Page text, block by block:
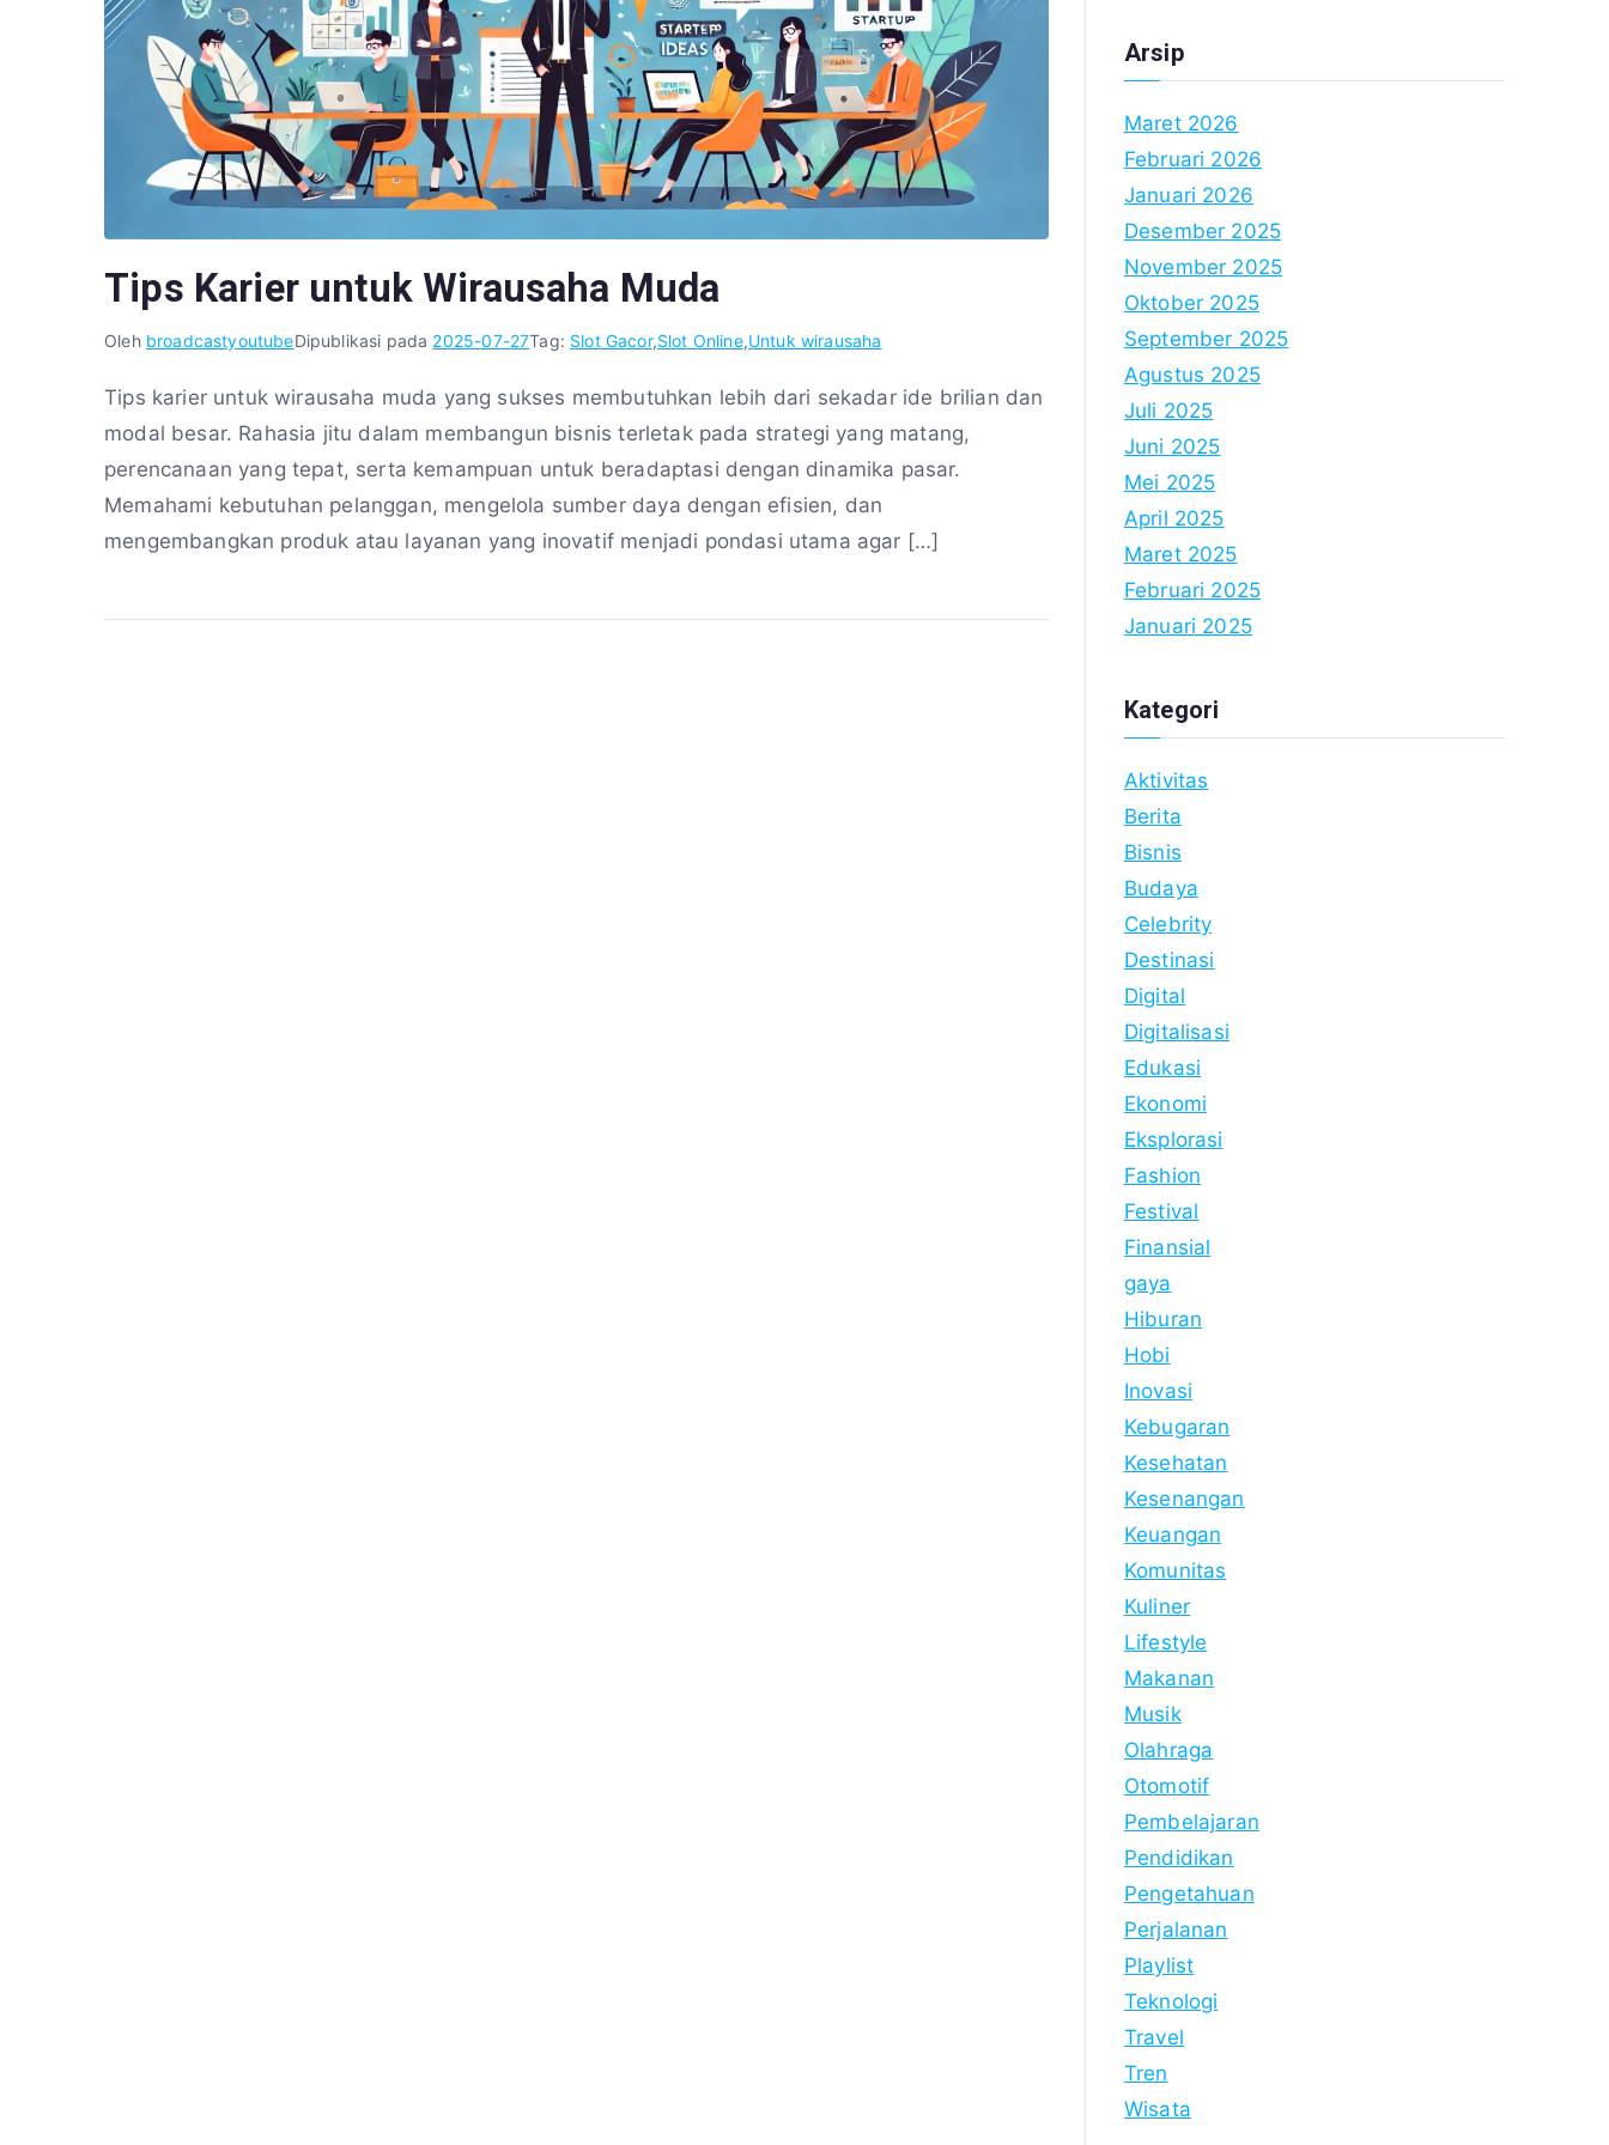
Tips Karier untuk Wirausaha Muda
Oleh broadcastyoutubeDipublikasi pada 2025-07-27Tag: Slot Gacor,Slot Online,Untuk wirausaha
Tips karier untuk wirausaha muda yang sukses membutuhkan lebih dari sekadar ide brilian dan
modal besar. Rahasia jitu dalam membangun bisnis terletak pada strategi yang matang,
perencanaan yang tepat, serta kemampuan untuk beradaptasi dengan dinamika pasar.
Memahami kebutuhan pelanggan, mengelola sumber daya dengan efisien, dan
mengembangkan produk atau layanan yang inovatif menjadi pondasi utama agar […]
Arsip
Maret 2026
Februari 2026
Januari 2026
Desember 2025
November 2025
Oktober 2025
September 2025
Agustus 2025
Juli 2025
Juni 2025
Mei 2025
April 2025
Maret 2025
Februari 2025
Januari 2025
Kategori
Aktivitas
Berita
Bisnis
Budaya
Celebrity
Destinasi
Digital
Digitalisasi
Edukasi
Ekonomi
Eksplorasi
Fashion
Festival
Finansial
gaya
Hiburan
Hobi
Inovasi
Kebugaran
Kesehatan
Kesenangan
Keuangan
Komunitas
Kuliner
Lifestyle
Makanan
Musik
Olahraga
Otomotif
Pembelajaran
Pendidikan
Pengetahuan
Perjalanan
Playlist
Teknologi
Travel
Tren
Wisata